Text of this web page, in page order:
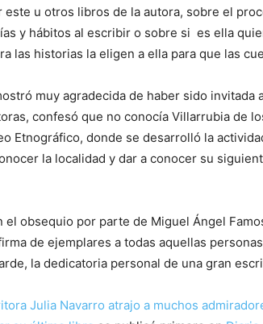
este u otros libros de la autora, sobre el
y hábitos al escribir o sobre si es ella
las historias la eligen a ella para que las
muy agradecida de haber sido
confesó que no conocía Villarrubia de
Etnográfico, donde se desarrolló la
la localidad y dar a conocer su
el obsequio por parte de Miguel Ángel
de ejemplares a todas aquellas
la dedicatoria personal de una gran
Julia Navarro atrajo a muchos